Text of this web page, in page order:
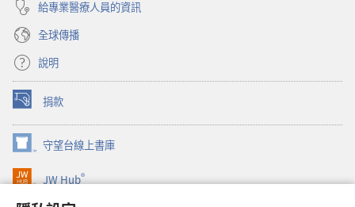
給專業醫療人員的資訊
全球傳播
說明
捐款
（開
啟
新
視
窗）
守望台線上書庫
（開
啟
新
JW Hub®
（開
啟